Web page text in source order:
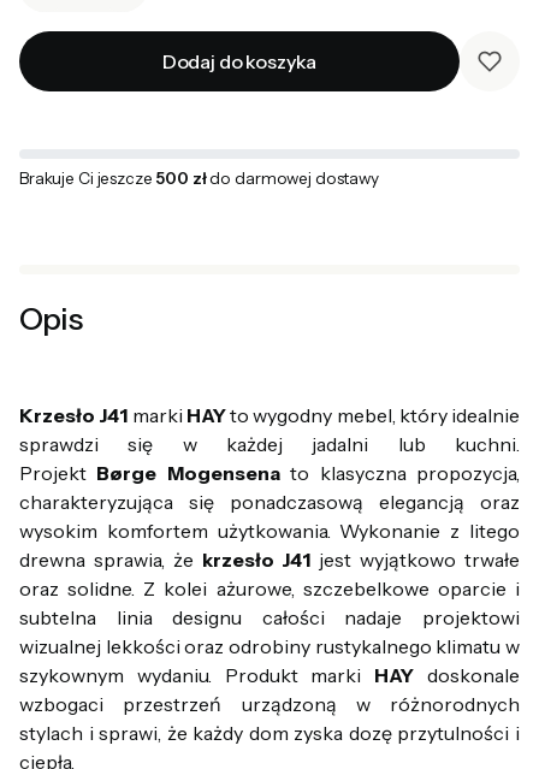
Dodaj do koszyka
Brakuje Ci jeszcze 500 złdo darmowej dostawy
Opis
Krzesło J41 marki HAYto wygodny mebel, który idealnie
sprawdzi się w każdej jadalni lub kuchni.
Projekt Børge Mogensenato klasyczna propozycja,
charakteryzująca się ponadczasową elegancją oraz
wysokim komfortem użytkowania. Wykonanie z litego
drewna sprawia, że krzesło J41 jest wyjątkowo trwałe
oraz solidne. Z kolei ażurowe, szczebelkowe oparcie i
subtelna linia designu całości nadaje projektowi
wizualnej lekkości oraz odrobiny rustykalnego klimatu w
szykownym wydaniu. Produkt marki HAY doskonale
wzbogaci przestrzeń urządzoną w różnorodnych
stylach i sprawi, że każdy dom zyska dozę przytulności i
ciepła.